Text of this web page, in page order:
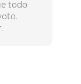
todo